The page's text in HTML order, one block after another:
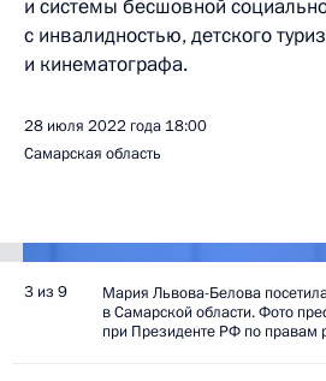
и системы бесшовной
с инвалидностью, детского
и кинематографа.
28 июля 2022 года 18:00
Самарская область
3 из 9
Мария Львова-Белова
в Самарской области. Фото
при Президенте РФ по правам